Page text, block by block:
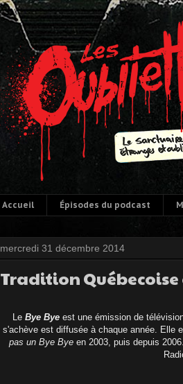
Accueil Épisodes du podcast
mercredi 31 décembre 2014
Tradition Québecoise
Le Bye Byeest une émission de
s'achève est diffusée à chaque année. Elle
pas un Bye Bye en 2003, puis depuis